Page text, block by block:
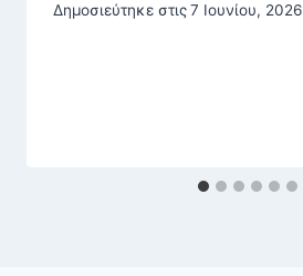
Δημοσιεύτηκε στις7 Ιουνίου, 2026